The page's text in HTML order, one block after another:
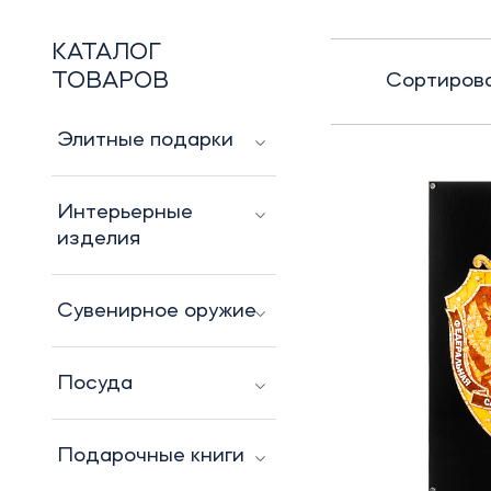
КАТАЛОГ
ТОВАРОВ
Элитные подарки
Интерьерные
изделия
Сувенирное оружие
Посуда
Подарочные книги